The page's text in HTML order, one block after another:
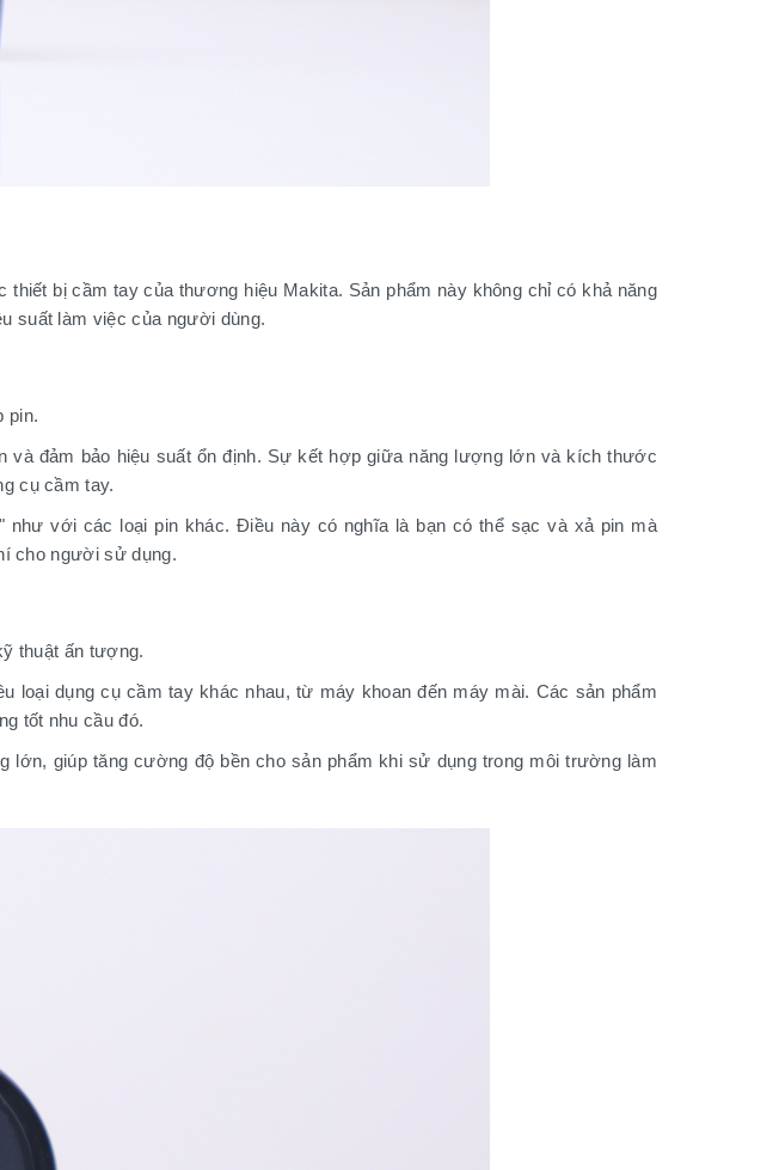
bị cầm tay của thương hiệu Makita. Sản phẩm này không chỉ có khả năng
suất làm việc của người dùng.
pin.
và đảm bảo hiệu suất ổn định. Sự kết hợp giữa năng lượng lớn và kích thước
cụ cầm tay.
với các loại pin khác. Điều này có nghĩa là bạn có thể sạc và xả pin mà
cho người sử dụng.
thuật ấn tượng.
loại dụng cụ cầm tay khác nhau, từ máy khoan đến máy mài. Các sản phẩm
tốt nhu cầu đó.
lớn, giúp tăng cường độ bền cho sản phẩm khi sử dụng trong môi trường làm